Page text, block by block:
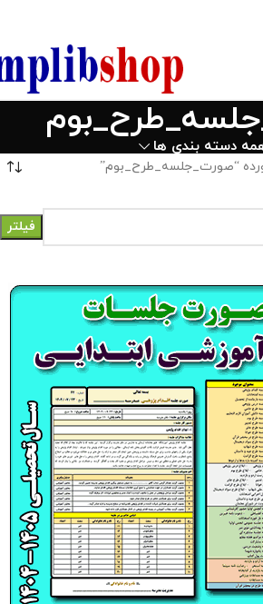
دسته بندی ها
“صورت_جلسه_طرح_بوم”
فیلتر